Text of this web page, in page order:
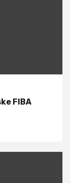
FIBA